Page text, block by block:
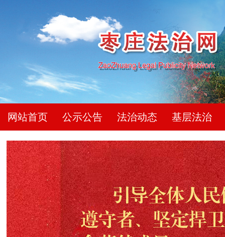
网站首页 公示公告 法治动态 基层法治